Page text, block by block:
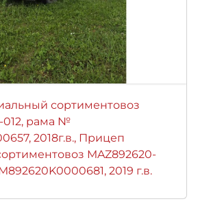
сортиментовоз
012, рама №
2018г.в., Прицеп
MAZ892620-
2019 г.в.